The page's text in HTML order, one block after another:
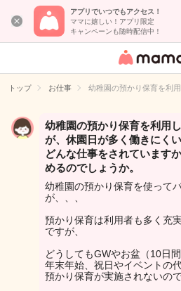
アプリでいつでもアクセス！
ママに嬉しい！アプリ限定
キャンペーンも随時配信中！
女性専用匿名
イト
トップ お仕事 幼稚園の預かり保育を利
幼稚園の預かり保育を利用
が、休園日が多く働きにく
どんな仕事をされています
めるのでしょうか。
幼稚園の預かり保育を使って
が、、、
預かり保育は利用者も多く充
ですが、
どうしてもGWやお盆（10日間
年末年始、祝日やイベントの
預かり保育が実施されないの